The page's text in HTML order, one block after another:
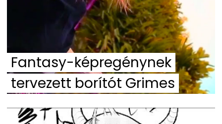
Fantasy-képregénynek
tervezett borítót Grimes